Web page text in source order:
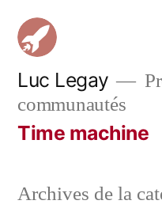
Aller
contenu
Luc Legay
communautés
Time machine
Archives de la